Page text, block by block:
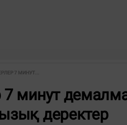
7 МИНУТ...
минут
деректер